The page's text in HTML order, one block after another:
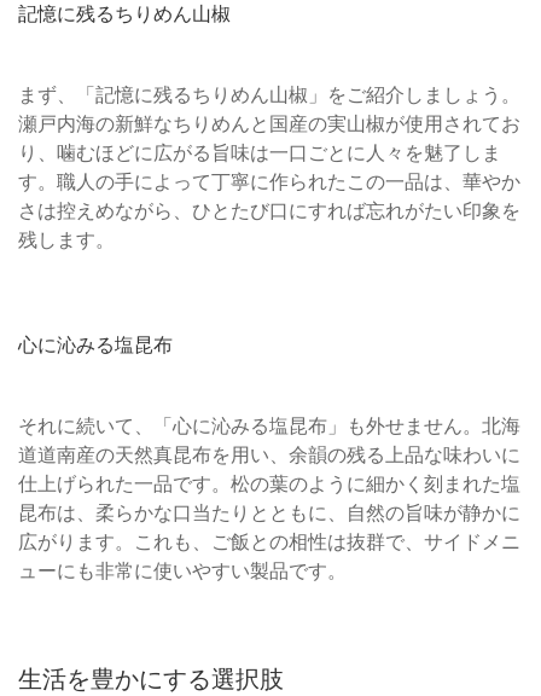
記憶に残るちりめん山椒
まず、「記憶に残るちりめん山椒」をご紹介しましょう。
瀬戸内海の新鮮なちりめんと国産の実山椒が使用されてお
り、噛むほどに広がる旨味は一口ごとに人々を魅了しま
す。職人の手によって丁寧に作られたこの一品は、華やか
さは控えめながら、ひとたび口にすれば忘れがたい印象を
残します。
心に沁みる塩昆布
それに続いて、「心に沁みる塩昆布」も外せません。北海
道道南産の天然真昆布を用い、余韻の残る上品な味わいに
仕上げられた一品です。松の葉のように細かく刻まれた塩
昆布は、柔らかな口当たりとともに、自然の旨味が静かに
広がります。これも、ご飯との相性は抜群で、サイドメニ
ューにも非常に使いやすい製品です。
生活を豊かにする選択肢